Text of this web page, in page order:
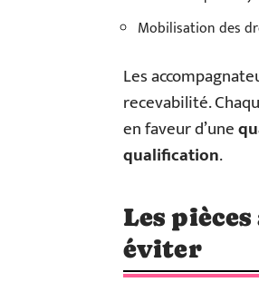
Mobilisation des
Les
recevabilité.
en faveur d’une
qualification.
Les
éviter